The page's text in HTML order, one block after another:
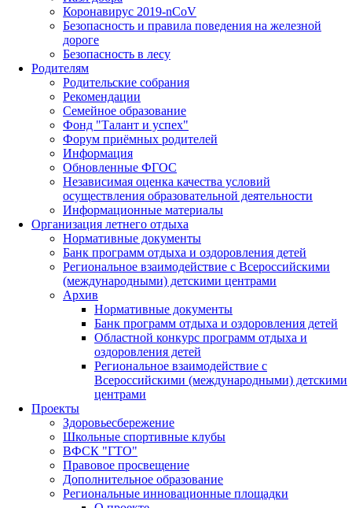
Коронавирус 2019-nCoV
Безопасность и правила поведения на железной
дороге
Безопасность в лесу
Родителям
Родительские собрания
Рекомендации
Семейное образование
Фонд "Талант и успех"
Форум приёмных родителей
Информация
Обновленные ФГОС
Независимая оценка качества условий
осуществления образовательной деятельности
Информационные материалы
Организация летнего отдыха
Нормативные документы
Банк программ отдыха и оздоровления детей
Региональное взаимодействие с Всероссийскими
(международными) детскими центрами
Архив
Нормативные документы
Банк программ отдыха и оздоровления детей
Областной конкурс программ отдыха и
оздоровления детей
Региональное взаимодействие с
Всероссийскими (международными) детскими
центрами
Проекты
Здоровьесбережение
Школьные спортивные клубы
ВФСК "ГТО"
Правовое просвещение
Дополнительное образование
Региональные инновационные площадки